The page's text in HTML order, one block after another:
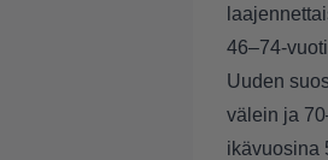
46–74-
Uuden
välein ja
ikävuosina